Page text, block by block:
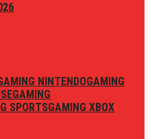
NINTENDOGAMING
GAMING
SPORTSGAMING XBOX